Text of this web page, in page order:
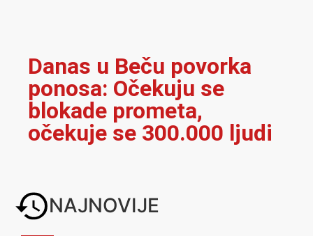
Danas u Beču povorka
ponosa: Očekuju se
blokade prometa,
očekuje se 300.000 ljudi
NAJNOVIJE